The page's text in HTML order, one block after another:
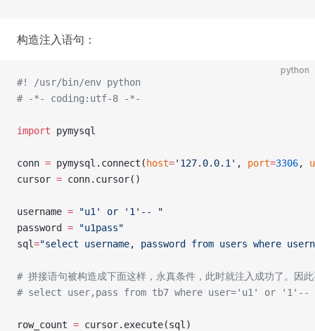
构造注入语句：
python
#! /usr/bin/env python
# -*- coding:utf-8 -*-
import pymysql
conn = pymysql.connect( host='127.0.0.1' , port=3306,
cursor = conn.cursor()
username = "u1' or '1'-- "
password = "u1pass"
sql="select username, password from users where
# 拼接语句被构造成下面这样，永真条件，此时就注入成功了。因
# select user,pass from tb7 where user='u1' or '1'--
row_count = cursor.execute(sql)